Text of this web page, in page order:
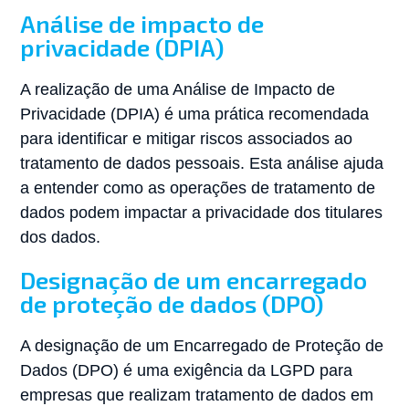
Análise de impacto de
privacidade (DPIA)
A realização de uma Análise de Impacto de
Privacidade (DPIA) é uma prática recomendada
para identificar e mitigar riscos associados ao
tratamento de dados pessoais. Esta análise ajuda
a entender como as operações de tratamento de
dados podem impactar a privacidade dos titulares
dos dados.
Designação de um encarregado
de proteção de dados (DPO)
A designação de um Encarregado de Proteção de
Dados (DPO) é uma exigência da LGPD para
empresas que realizam tratamento de dados em